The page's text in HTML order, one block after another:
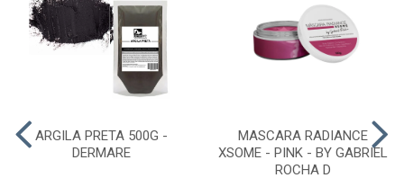
ARGILA PRETA 500G -
DERMARE
MASCARA RADIANCE
XSOME - PINK - BY GABRIEL
ROCHA D